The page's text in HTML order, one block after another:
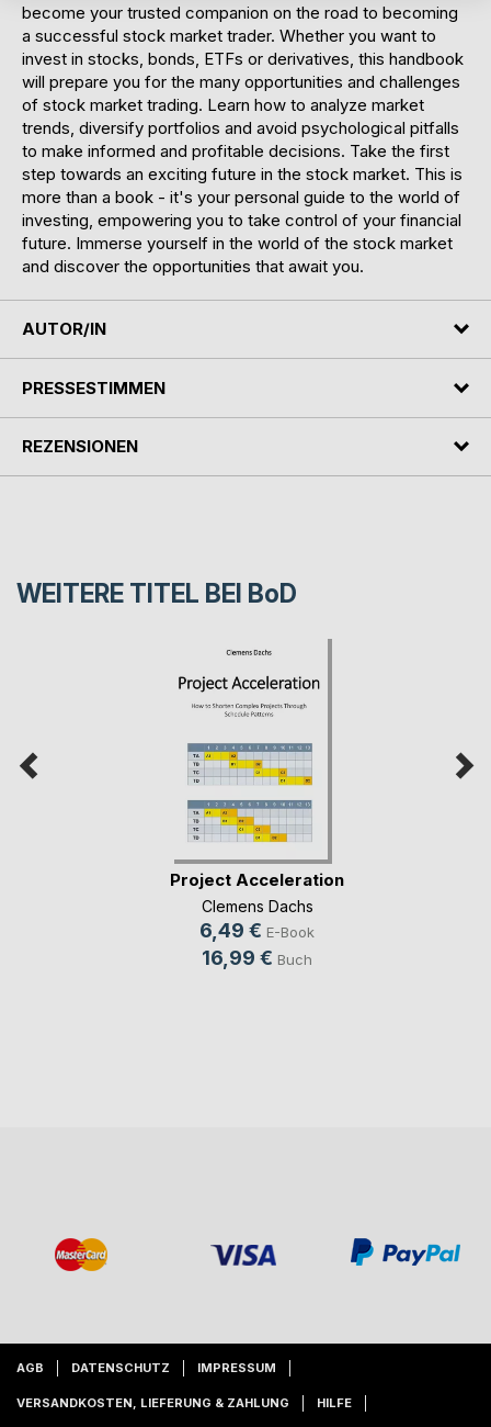
become your trusted companion on the road to becoming
a successful stock market trader. Whether you want to
invest in stocks, bonds, ETFs or derivatives, this handbook
will prepare you for the many opportunities and challenges
of stock market trading. Learn how to analyze market
trends, diversify portfolios and avoid psychological pitfalls
to make informed and profitable decisions. Take the first
step towards an exciting future in the stock market. This is
more than a book - it's your personal guide to the world of
investing, empowering you to take control of your financial
future. Immerse yourself in the world of the stock market
and discover the opportunities that await you.
AUTOR/IN
PRESSESTIMMEN
REZENSIONEN
WEITERE TITEL BEI BoD
Project Acceleration
Clemens Dachs
6,49 € E-Book
16,99 € Buch
AGB DATENSCHUTZ IMPRESSUM
VERSANDKOSTEN, LIEFERUNG & ZAHLUNG HILFE